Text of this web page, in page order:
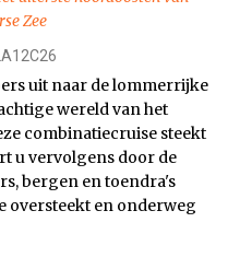
Zee
uit naar de lommerrijke
wereld van het
combinatiecruise steekt
u vervolgens door de
bergen en toendra's
oversteekt en onderweg